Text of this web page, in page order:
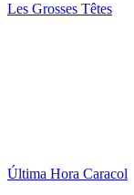
Les Grosses Têtes
Última Hora Caracol